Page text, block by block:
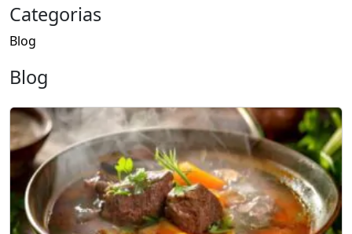
Categorias
Blog
Blog